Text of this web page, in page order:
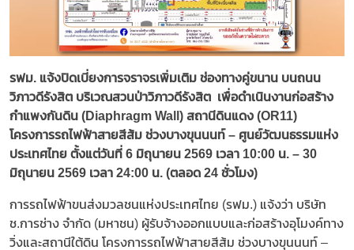
รฟม. แจ้งปิดเบี่ยงการจราจรเพิ่มเติม ช่องทางคู่ขนาน บนถนน
วิภาวดีรังสิต บริเวณสวนป่าวิภาวดีรังสิต เพื่อดำเนินงานก่อสร้าง
กำแพงกันดิน (Diaphragm Wall) สถานีดินแดง (OR11)
โครงการรถไฟฟ้าสายสีส้ม ช่วงบางขุนนนท์ – ศูนย์วัฒนธรรมแห่ง
ประเทศไทย ตั้งแต่วันที่ 6 มิถุนายน 2569 เวลา 10:00 น. – 30
มิถุนายน 2569 เวลา 24:00 น. (ตลอด 24 ชั่วโมง)
การรถไฟฟ้าขนส่งมวลชนแห่งประเทศไทย (รฟม.) แจ้งว่า บริษัท
ช.การช่าง จำกัด (มหาชน) ผู้รับจ้างออกแบบและก่อสร้างอุโมงค์ทาง
วิ่งและสถานีใต้ดิน โครงการรถไฟฟ้าสายสีส้ม ช่วงบางขุนนนท์ –